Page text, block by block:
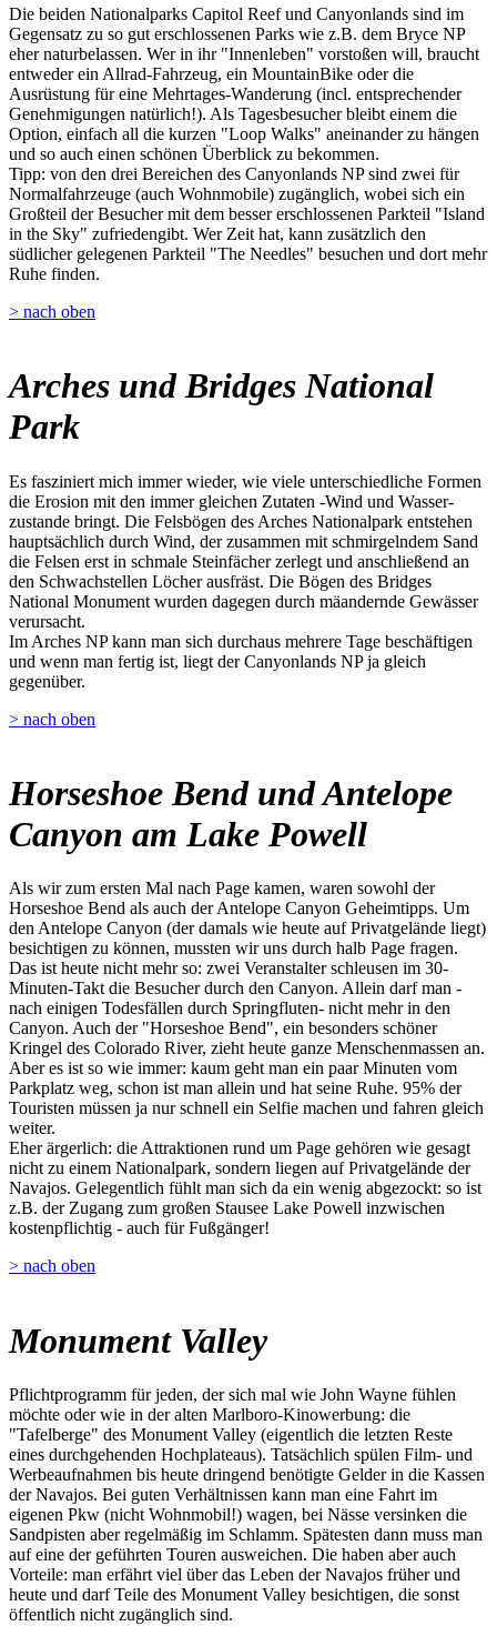
Die beiden Nationalparks Capitol Reef und Canyonlands sind im
Gegensatz zu so gut erschlossenen Parks wie z.B. dem Bryce NP
eher naturbelassen. Wer in ihr "Innenleben" vorstoßen will, braucht
entweder ein Allrad-Fahrzeug, ein MountainBike oder die
Ausrüstung für eine Mehrtages-Wanderung (incl. entsprechender
Genehmigungen natürlich!). Als Tagesbesucher bleibt einem die
Option, einfach all die kurzen "Loop Walks" aneinander zu hängen
und so auch einen schönen Überblick zu bekommen.
Tipp: von den drei Bereichen des Canyonlands NP sind zwei für
Normalfahrzeuge (auch Wohnmobile) zugänglich, wobei sich ein
Großteil der Besucher mit dem besser erschlossenen Parkteil "Island
in the Sky" zufriedengibt. Wer Zeit hat, kann zusätzlich den
südlicher gelegenen Parkteil "The Needles" besuchen und dort mehr
Ruhe finden.
> nach oben
Arches und Bridges National
Park
Es fasziniert mich immer wieder, wie viele unterschiedliche Formen
die Erosion mit den immer gleichen Zutaten -Wind und Wasser-
zustande bringt. Die Felsbögen des Arches Nationalpark entstehen
hauptsächlich durch Wind, der zusammen mit schmirgelndem Sand
die Felsen erst in schmale Steinfächer zerlegt und anschließend an
den Schwachstellen Löcher ausfräst. Die Bögen des Bridges
National Monument wurden dagegen durch mäandernde Gewässer
verursacht.
Im Arches NP kann man sich durchaus mehrere Tage beschäftigen
und wenn man fertig ist, liegt der Canyonlands NP ja gleich
gegenüber.
> nach oben
Horseshoe Bend und Antelope
Canyon am Lake Powell
Als wir zum ersten Mal nach Page kamen, waren sowohl der
Horseshoe Bend als auch der Antelope Canyon Geheimtipps. Um
den Antelope Canyon (der damals wie heute auf Privatgelände liegt)
besichtigen zu können, mussten wir uns durch halb Page fragen.
Das ist heute nicht mehr so: zwei Veranstalter schleusen im 30-
Minuten-Takt die Besucher durch den Canyon. Allein darf man -
nach einigen Todesfällen durch Springfluten- nicht mehr in den
Canyon. Auch der "Horseshoe Bend", ein besonders schöner
Kringel des Colorado River, zieht heute ganze Menschenmassen an.
Aber es ist so wie immer: kaum geht man ein paar Minuten vom
Parkplatz weg, schon ist man allein und hat seine Ruhe. 95% der
Touristen müssen ja nur schnell ein Selfie machen und fahren gleich
weiter.
Eher ärgerlich: die Attraktionen rund um Page gehören wie gesagt
nicht zu einem Nationalpark, sondern liegen auf Privatgelände der
Navajos. Gelegentlich fühlt man sich da ein wenig abgezockt: so ist
z.B. der Zugang zum großen Stausee Lake Powell inzwischen
kostenpflichtig - auch für Fußgänger!
> nach oben
Monument Valley
Pflichtprogramm für jeden, der sich mal wie John Wayne fühlen
möchte oder wie in der alten Marlboro-Kinowerbung: die
"Tafelberge" des Monument Valley (eigentlich die letzten Reste
eines durchgehenden Hochplateaus). Tatsächlich spülen Film- und
Werbeaufnahmen bis heute dringend benötigte Gelder in die Kassen
der Navajos. Bei guten Verhältnissen kann man eine Fahrt im
eigenen Pkw (nicht Wohnmobil!) wagen, bei Nässe versinken die
Sandpisten aber regelmäßig im Schlamm. Spätesten dann muss man
auf eine der geführten Touren ausweichen. Die haben aber auch
Vorteile: man erfährt viel über das Leben der Navajos früher und
heute und darf Teile des Monument Valley besichtigen, die sonst
öffentlich nicht zugänglich sind.